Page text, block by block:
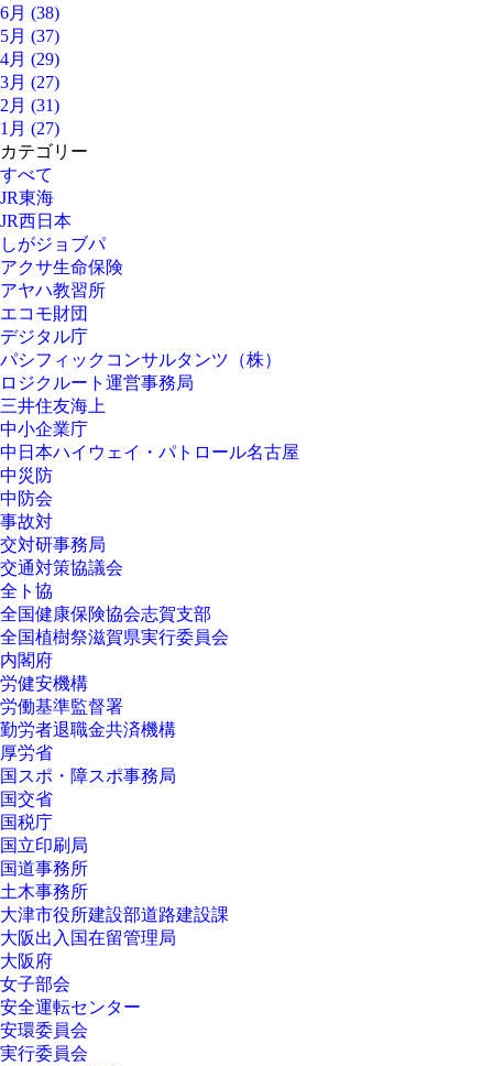
6月 (38)
5月 (37)
4月 (29)
3月 (27)
2月 (31)
1月 (27)
カテゴリー
すべて
JR東海
JR西日本
しがジョブパ
アクサ生命保険
アヤハ教習所
エコモ財団
デジタル庁
パシフィックコンサルタンツ（株）
ロジクルート運営事務局
三井住友海上
中小企業庁
中日本ハイウェイ・パトロール名古屋
中災防
中防会
事故対
交対研事務局
交通対策協議会
全ト協
全国健康保険協会志賀支部
全国植樹祭滋賀県実行委員会
内閣府
労健安機構
労働基準監督署
勤労者退職金共済機構
厚労省
国スポ・障スポ事務局
国交省
国税庁
国立印刷局
国道事務所
土木事務所
大津市役所建設部道路建設課
大阪出入国在留管理局
大阪府
女子部会
安全運転センター
安環委員会
実行委員会